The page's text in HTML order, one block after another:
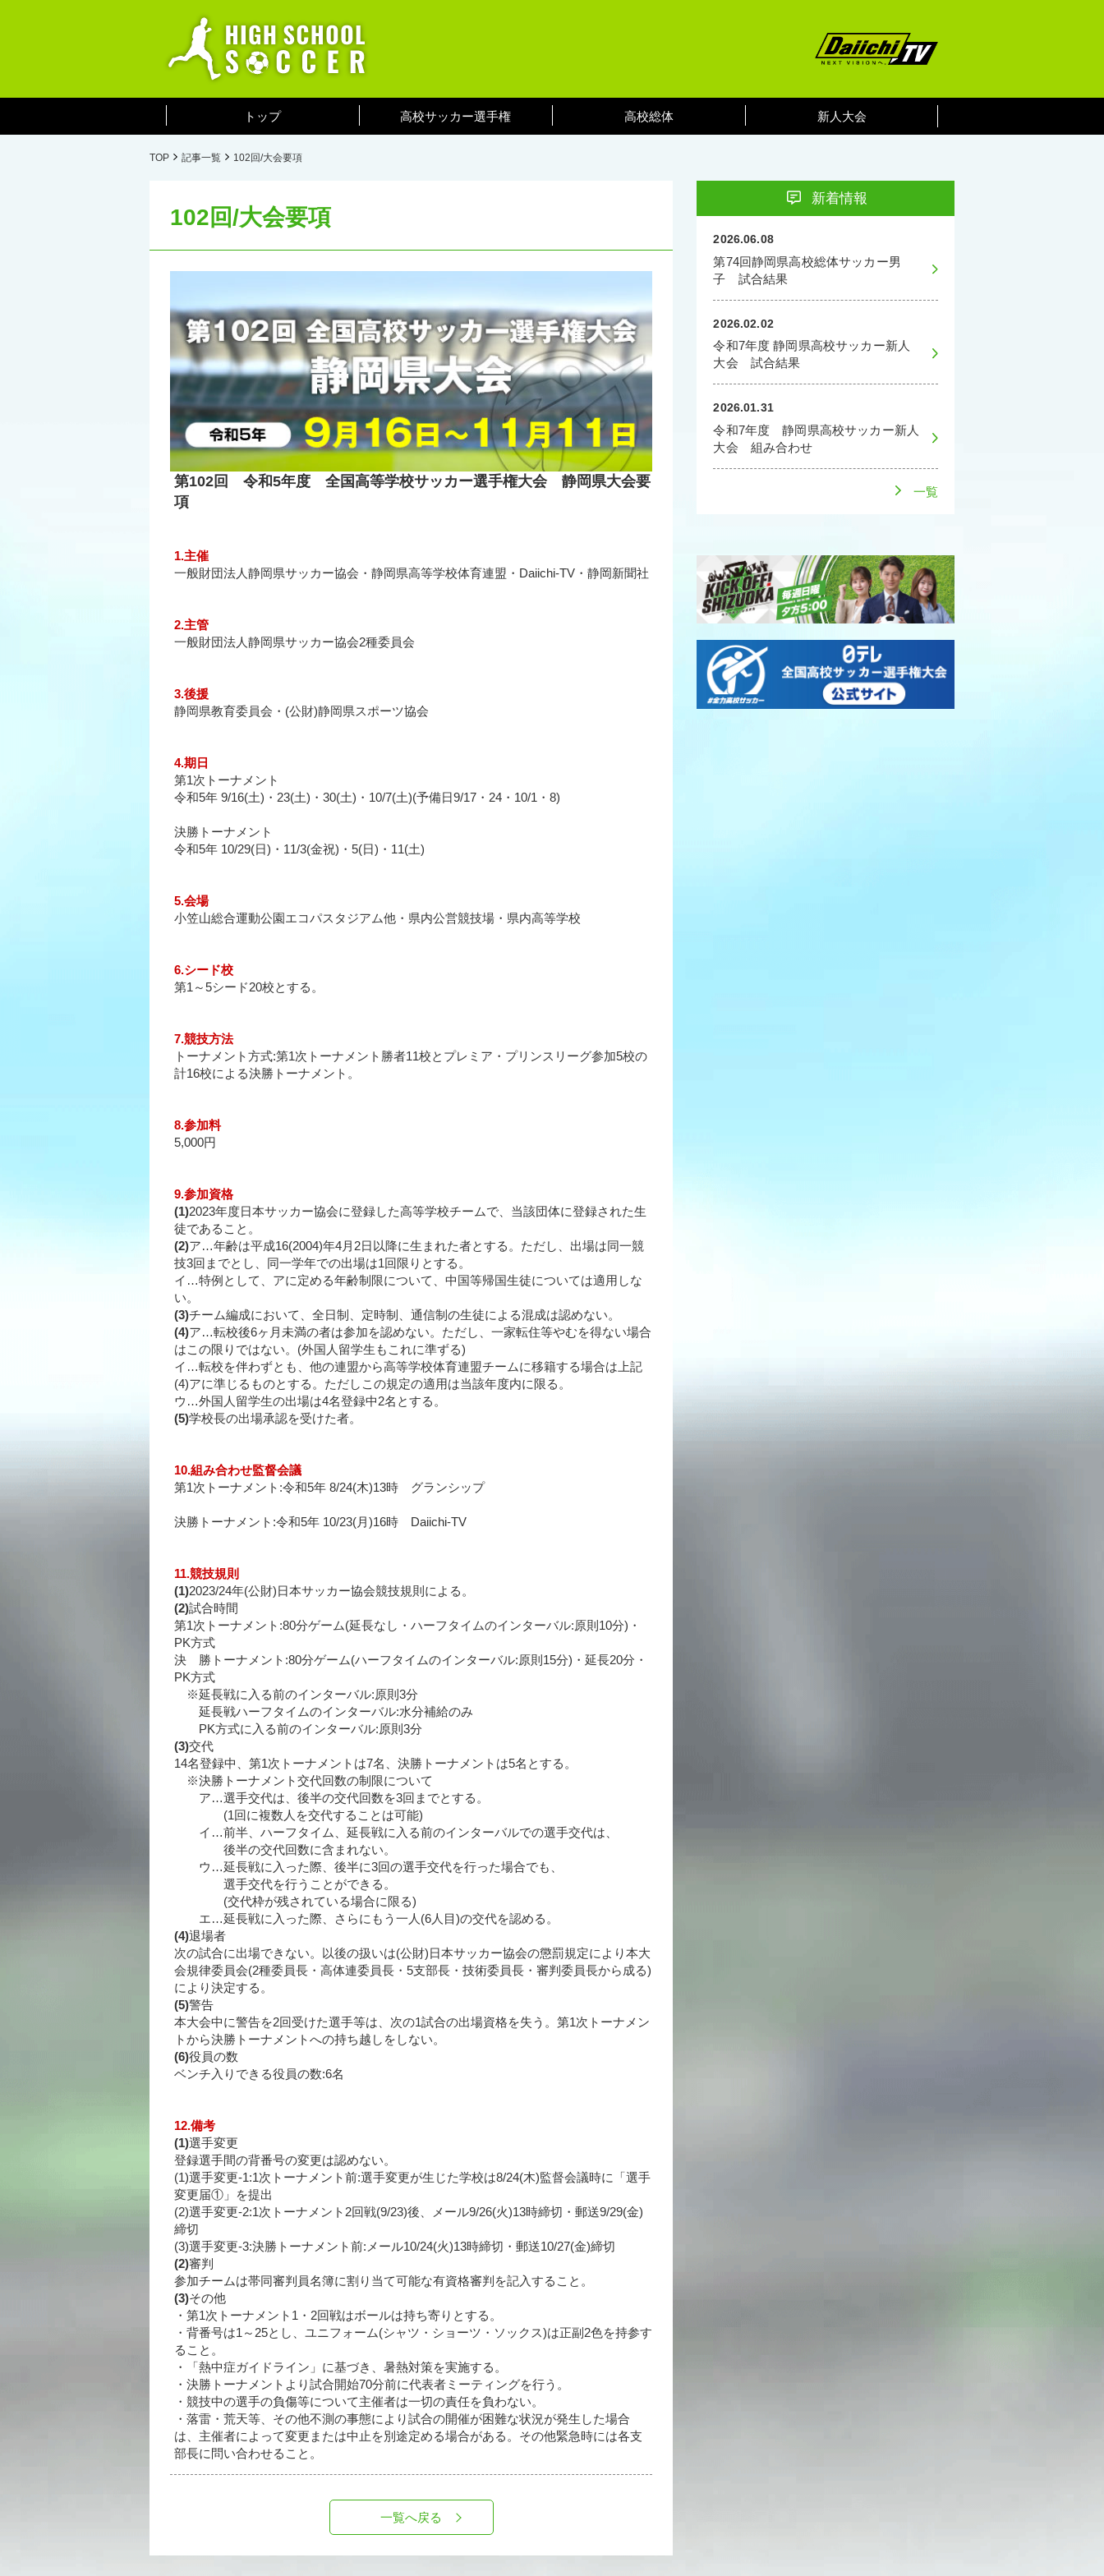
トップ 高校サッカー選手権 高校総体 新人大会
TOP 記事一覧 102回/大会要項
102回/大会要項
第102回 令和5年度 全国高等学校サッカー選手権大会 静岡県大会要
項
1.主催
一般財団法人静岡県サッカー協会・静岡県高等学校体育連盟・Daiichi-TV・静岡新聞社
2.主管
一般財団法人静岡県サッカー協会2種委員会
3.後援
静岡県教育委員会・(公財)静岡県スポーツ協会
4.期日
第1次トーナメント
令和5年 9/16(土)・23(土)・30(土)・10/7(土)(予備日9/17・24・10/1・8)
決勝トーナメント
令和5年 10/29(日)・11/3(金祝)・5(日)・11(土)
5.会場
小笠山総合運動公園エコパスタジアム他・県内公営競技場・県内高等学校
6.シード校
第1～5シード20校とする。
7.競技方法
トーナメント方式:第1次トーナメント勝者11校とプレミア・プリンスリーグ参加5校の
計16校による決勝トーナメント。
8.参加料
5,000円
9.参加資格
(1)2023年度日本サッカー協会に登録した高等学校チームで、当該団体に登録された生
徒であること。
(2)ア…年齢は平成16(2004)年4月2日以降に生まれた者とする。ただし、出場は同一競
技3回までとし、同一学年での出場は1回限りとする。
イ…特例として、アに定める年齢制限について、中国等帰国生徒については適用しな
い。
(3)チーム編成において、全日制、定時制、通信制の生徒による混成は認めない。
(4)ア…転校後6ヶ月未満の者は参加を認めない。ただし、一家転住等やむを得ない場合
はこの限りではない。(外国人留学生もこれに準ずる)
イ…転校を伴わずとも、他の連盟から高等学校体育連盟チームに移籍する場合は上記
(4)アに準じるものとする。ただしこの規定の適用は当該年度内に限る。
ウ…外国人留学生の出場は4名登録中2名とする。
(5)学校長の出場承認を受けた者。
10.組み合わせ監督会議
第1次トーナメント:令和5年 8/24(木)13時 グランシップ
決勝トーナメント:令和5年 10/23(月)16時 Daiichi-TV
11.競技規則
(1)2023/24年(公財)日本サッカー協会競技規則による。
(2)試合時間
第1次トーナメント:80分ゲーム(延長なし・ハーフタイムのインターバル:原則10分)・
PK方式
決 勝トーナメント:80分ゲーム(ハーフタイムのインターバル:原則15分)・延長20分・
PK方式
※延長戦に入る前のインターバル:原則3分
延長戦ハーフタイムのインターバル:水分補給のみ
PK方式に入る前のインターバル:原則3分
(3)交代
14名登録中、第1次トーナメントは7名、決勝トーナメントは5名とする。
※決勝トーナメント交代回数の制限について
ア…選手交代は、後半の交代回数を3回までとする。
(1回に複数人を交代することは可能)
イ…前半、ハーフタイム、延長戦に入る前のインターバルでの選手交代は、
後半の交代回数に含まれない。
ウ…延長戦に入った際、後半に3回の選手交代を行った場合でも、
選手交代を行うことができる。
(交代枠が残されている場合に限る)
エ…延長戦に入った際、さらにもう一人(6人目)の交代を認める。
(4)退場者
次の試合に出場できない。以後の扱いは(公財)日本サッカー協会の懲罰規定により本大
会規律委員会(2種委員長・高体連委員長・5支部長・技術委員長・審判委員長から成る)
により決定する。
(5)警告
本大会中に警告を2回受けた選手等は、次の1試合の出場資格を失う。第1次トーナメン
トから決勝トーナメントへの持ち越しをしない。
(6)役員の数
ベンチ入りできる役員の数:6名
12.備考
(1)選手変更
登録選手間の背番号の変更は認めない。
(1)選手変更-1:1次トーナメント前:選手変更が生じた学校は8/24(木)監督会議時に「選手
変更届①」を提出
(2)選手変更-2:1次トーナメント2回戦(9/23)後、メール9/26(火)13時締切・郵送9/29(金)
締切
(3)選手変更-3:決勝トーナメント前:メール10/24(火)13時締切・郵送10/27(金)締切
(2)審判
参加チームは帯同審判員名簿に割り当て可能な有資格審判を記入すること。
(3)その他
・第1次トーナメント1・2回戦はボールは持ち寄りとする。
・背番号は1～25とし、ユニフォーム(シャツ・ショーツ・ソックス)は正副2色を持参す
ること。
・「熱中症ガイドライン」に基づき、暑熱対策を実施する。
・決勝トーナメントより試合開始70分前に代表者ミーティングを行う。
・競技中の選手の負傷等について主催者は一切の責任を負わない。
・落雷・荒天等、その他不測の事態により試合の開催が困難な状況が発生した場合
は、主催者によって変更または中止を別途定める場合がある。その他緊急時には各支
部長に問い合わせること。
一覧へ戻る
新着情報
2026.06.08
第74回静岡県高校総体サッカー男
子 試合結果
2026.02.02
令和7年度 静岡県高校サッカー新人
大会 試合結果
2026.01.31
令和7年度 静岡県高校サッカー新人
大会 組み合わせ
一覧